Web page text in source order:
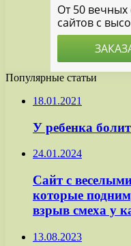
Популярные статьи
18.01.2021
У ребенка
24.01.2024
Сайт с
которые
взрыв смеха у
13.08.2023